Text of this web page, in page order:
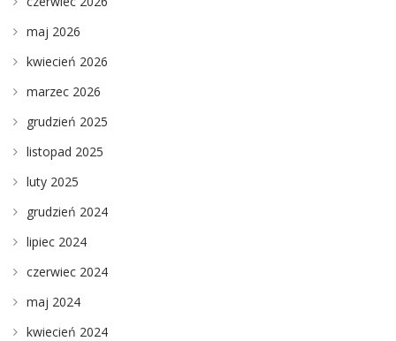
maj 2026
kwiecień 2026
marzec 2026
grudzień 2025
listopad 2025
luty 2025
grudzień 2024
lipiec 2024
czerwiec 2024
maj 2024
kwiecień 2024